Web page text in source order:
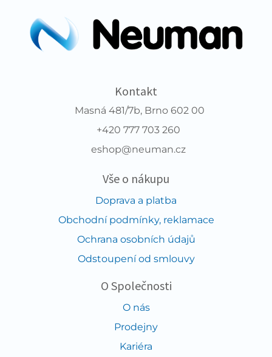
Kontakt
Masná 481/7b, Brno 602 00
+420 777 703 260
eshop@neuman.cz
Vše o nákupu
Doprava a platba
Obchodní podmínky, reklamace
Ochrana osobních údajů
Odstoupení od smlouvy
O Společnosti
O nás
Prodejny
Kariéra